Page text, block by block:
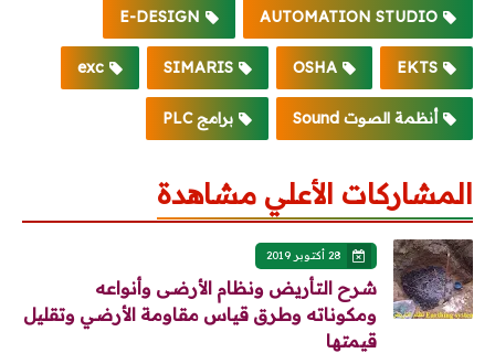
AUTOMATION STUDIO
E-DESIGN
EKTS
OSHA
SIMARIS
exc
أنظمة الصوت Sound برامج PLC
المشاركات الأعلي مشاهدة
28 أكتوبر 2019
شرح التأريض ونظام الأرضى وأنواعه
ومكوناته وطرق قياس مقاومة الأرضي وتقليل
قيمتها